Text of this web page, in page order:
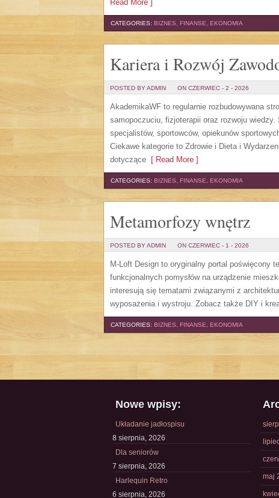
Read More ]
CATEGORIES: BIZNES, FINANSE, EKONOMIA
Kariera i Rozwój
POSTED BY ADMIN ON CZERWIEC - 2 - 2026
AkademikaWF to regularnie rozbudowywana
samopoczuciu, fizjoterapii oraz rozwoju
specjalistów, sportowców, opiekunów
Ciekawe kategorie to Zdrowie i Dieta i
dotyczące [ Read More ]
CATEGORIES: BIZNES, FINANSE, EKONOMIA
Metamorfozy wnętrz
POSTED BY ADMIN ON CZERWIEC - 1 - 2026
M-Loft Design to oryginalny portal poświęcony
funkcjonalnych pomysłów na urządzenie
interesują się tematami związanymi z
wyposażenia i wystroju. Zobacz także DIY i
CATEGORIES: BIZNES, FINANSE, EKONOMIA
Nowe wpisy:
Układanie jadłospisu
8 sierpnia, 2026
Dla seniorów
7 sierpnia, 2026
Harlequin Retro
6 sierpnia, 2026
maj